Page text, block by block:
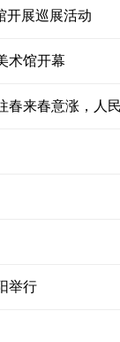
开展巡展活动
术馆开幕
春来春意涨，人
举行